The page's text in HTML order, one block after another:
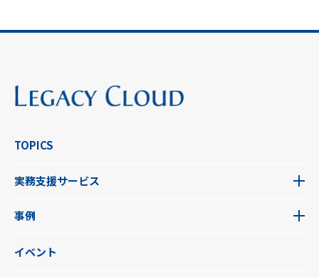
TOPICS
実務支援サービス
事例
イベント